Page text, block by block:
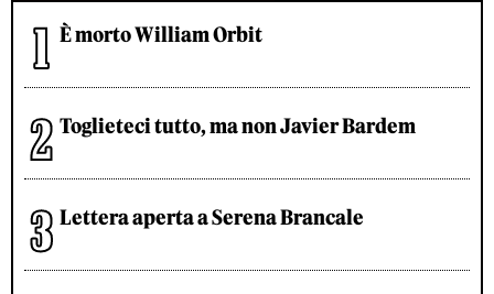
È morto William Orbit
Toglieteci tutto, ma non Javier Bardem
Lettera aperta a Serena Brancale